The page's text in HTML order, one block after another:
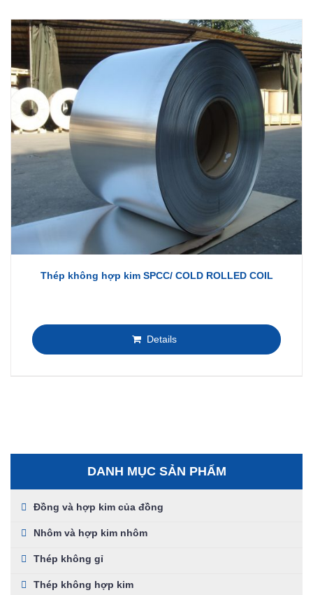
Thép không hợp kim SPCC/ COLD ROLLED COIL
Details
DANH MỤC SẢN PHẨM
Đồng và hợp kim của đồng
Nhôm và hợp kim nhôm
Thép không gỉ
Thép không hợp kim